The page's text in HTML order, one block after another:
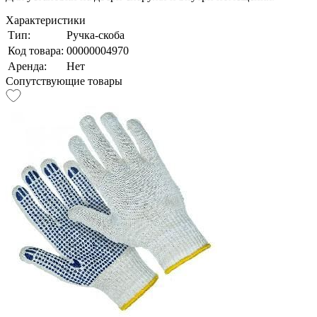
Характеристики
Тип:
Ручка-скоба
Код товара: 00000004970
Аренда:
Нет
Сопутствующие товары